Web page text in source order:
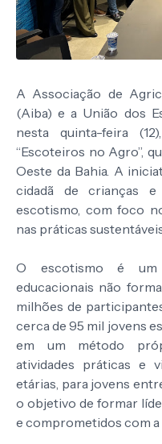
A Associação de
(Aiba) e a União dos
nesta quinta-feira
“Escoteiros no Agro”,
Oeste da Bahia. A
cidadã de crianças
escotismo, com foco
nas práticas
O escotismo é um
educacionais não
milhões de
cerca de 95 mil jovens
em um método
atividades práticas e
etárias, para jovens
o objetivo de formar
e comprometidos com a